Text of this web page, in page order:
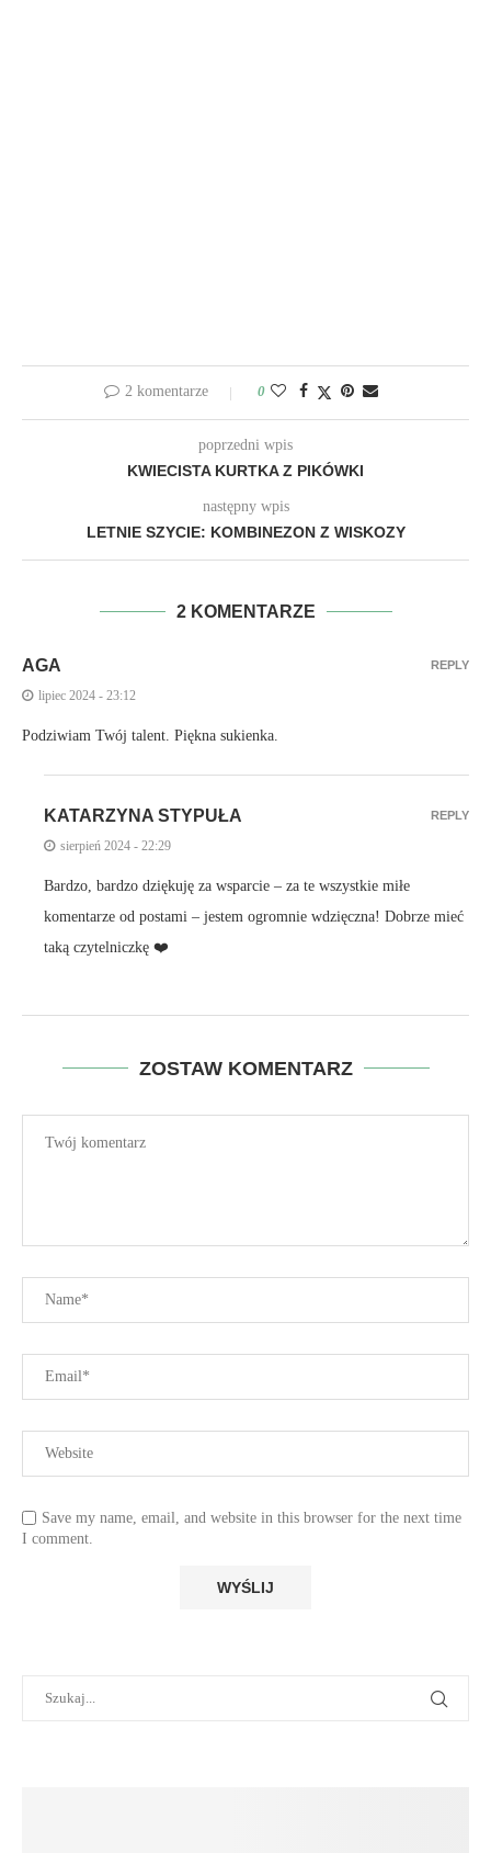
2 komentarze 0
poprzedni wpis
KWIECISTA KURTKA Z PIKÓWKI
następny wpis
LETNIE SZYCIE: KOMBINEZON Z WISKOZY
2 KOMENTARZE
AGA
lipiec 2024 - 23:12
Podziwiam Twój talent. Piękna sukienka.
REPLY
KATARZYNA STYPUŁA
sierpień 2024 - 22:29
Bardzo, bardzo dziękuję za wsparcie – za te wszystkie miłe
komentarze od postami – jestem ogromnie wdzięczna! Dobrze mieć
taką czytelniczkę ❤️
REPLY
ZOSTAW KOMENTARZ
Save my name, email, and website in this browser for the next time
I comment.